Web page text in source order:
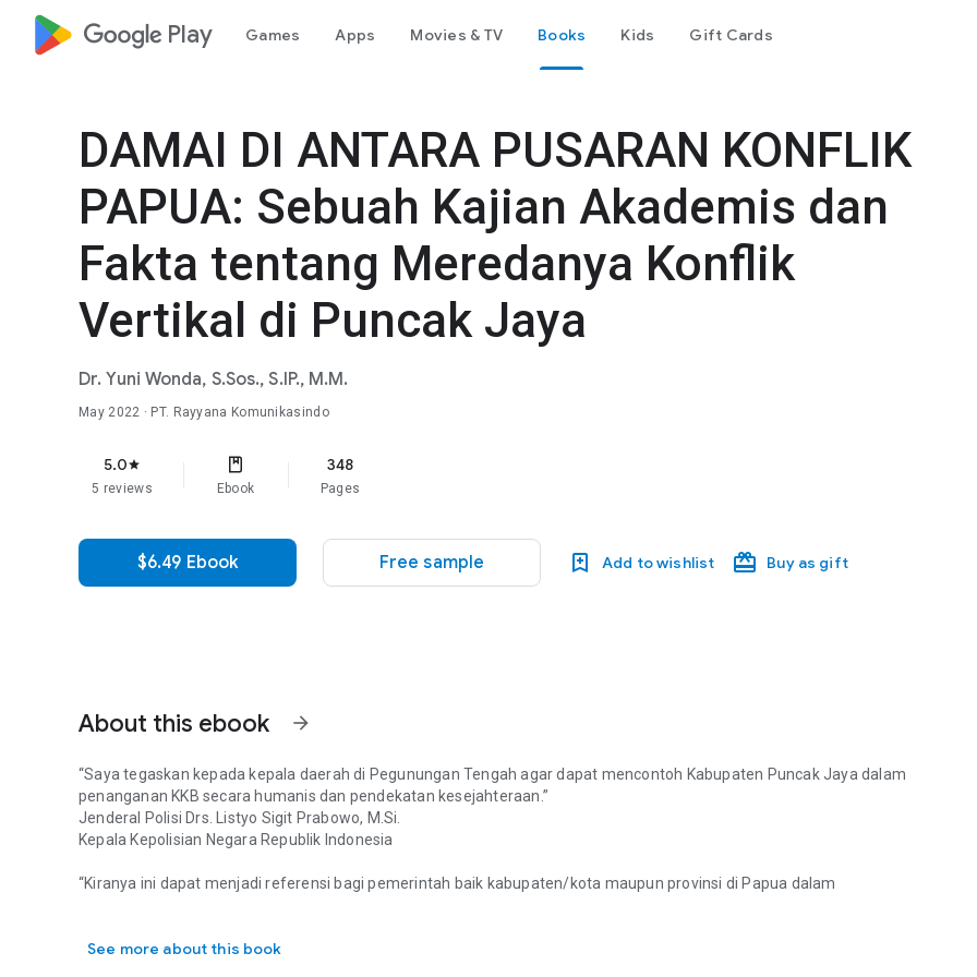
google_logo Play Games Apps Movies & TV Books Kids Gift Cards
DAMAI DI ANTARA PUSARAN KONFLIK
PAPUA: Sebuah Kajian Akademis dan
Fakta tentang Meredanya Konflik
Vertikal di Puncak Jaya
Dr. Yuni Wonda, S.Sos., S.IP., M.M.
May 2022 · PT. Rayyana Komunikasindo
5.0star
5 reviews Ebook
348
Pages
$6.49 Ebook Free sample Add to wishlist Buy as gift
About this ebook arrow_forward
“Saya tegaskan kepada kepala daerah di Pegunungan Tengah agar dapat mencontoh Kabupaten Puncak Jaya dalam
penanganan KKB secara humanis dan pendekatan kesejahteraan.”
Jenderal Polisi Drs. Listyo Sigit Prabowo, M.Si.
Kepala Kepolisian Negara Republik Indonesia
“Kiranya ini dapat menjadi referensi bagi pemerintah baik kabupaten/kota maupun provinsi di Papua dalam
Rektor Universitas Cenderawasih
“Saya tegaskan kepada kepala daerah di Pegunungan Tengah agar dapat mencontoh Kabupaten Puncak Jaya dalam
See more about this book